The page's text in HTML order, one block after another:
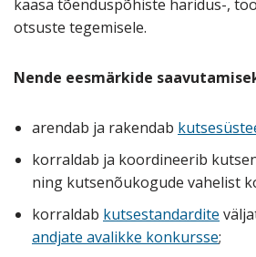
kaasa tõenduspõhiste haridus-,
otsuste tegemisele.
Nende eesmärkide
arendab ja rakendab
korraldab ja koordineerib
ning kutsenõukogude vahelist
korraldab kutsestandardite
andjate avalikke konkursse;